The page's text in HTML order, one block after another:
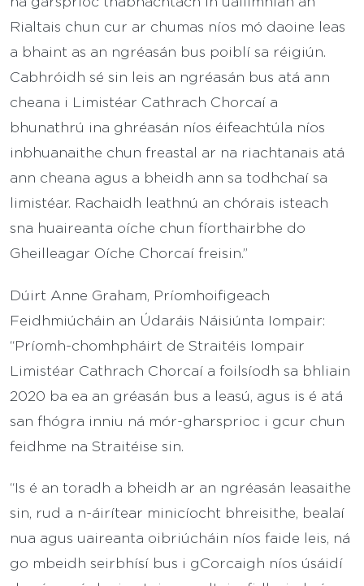
Rialtais chun cur ar chumas níos mó daoine leas
a bhaint as an ngréasán bus poiblí sa réigiún.
Cabhróidh sé sin leis an ngréasán bus atá ann
cheana i Limistéar Cathrach Chorcaí a
bhunathrú ina ghréasán níos éifeachtúla níos
inbhuanaithe chun freastal ar na riachtanais atá
ann cheana agus a bheidh ann sa todhchaí sa
limistéar. Rachaidh leathnú an chórais isteach
sna huaireanta oíche chun fíorthairbhe do
Gheilleagar Oíche Chorcaí freisin.”
Dúirt Anne Graham, Príomhoifigeach
Feidhmiúcháin an Údaráis Náisiúnta Iompair:
“Príomh-chomhpháirt de Straitéis Iompair
Limistéar Cathrach Chorcaí a foilsíodh sa bhliain
2020 ba ea an gréasán bus a leasú, agus is é atá
san fhógra inniu ná mór-gharsprioc i gcur chun
feidhme na Straitéise sin.
“Is é an toradh a bheidh ar an ngréasán leasaithe
sin, rud a n-áirítear minicíocht bhreisithe, bealaí
nua agus uaireanta oibriúcháin níos faide leis, ná
go mbeidh seirbhísí bus i gCorcaigh níos úsáidí